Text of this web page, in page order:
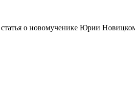
о новомученике Юрии